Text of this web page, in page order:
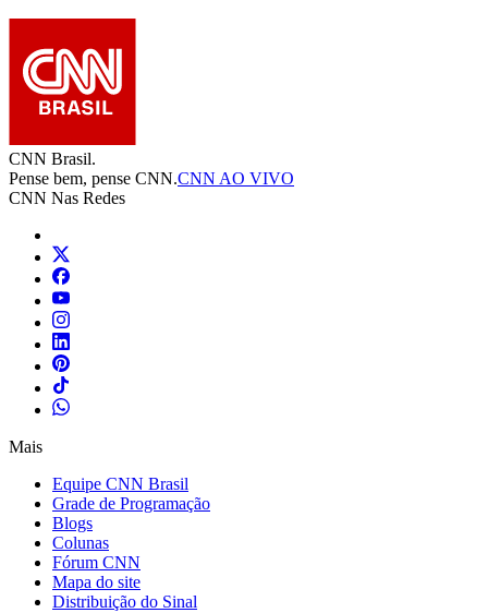
CNN Brasil.
Pense bem, pense CNN.CNN AO VIVO
CNN Nas Redes
Mais
Equipe CNN Brasil
Grade de Programação
Blogs
Colunas
Fórum CNN
Mapa do site
Distribuição do Sinal